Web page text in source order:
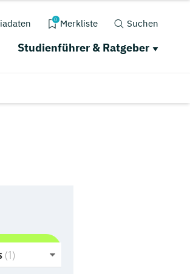
0 Merkliste Suchen
Studienführer & Ratgeber